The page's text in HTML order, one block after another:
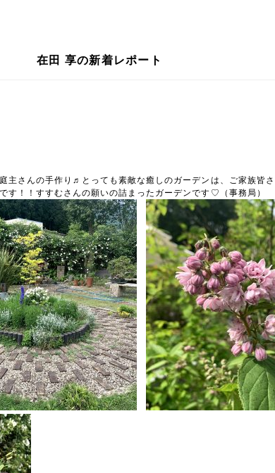
在田 享の新着レポート
主さんの手作り♬とっても素敵な癒しのガーデンは、ご家族皆
す！！すすむさんの願いの詰まったガーデンです♡（事務局）